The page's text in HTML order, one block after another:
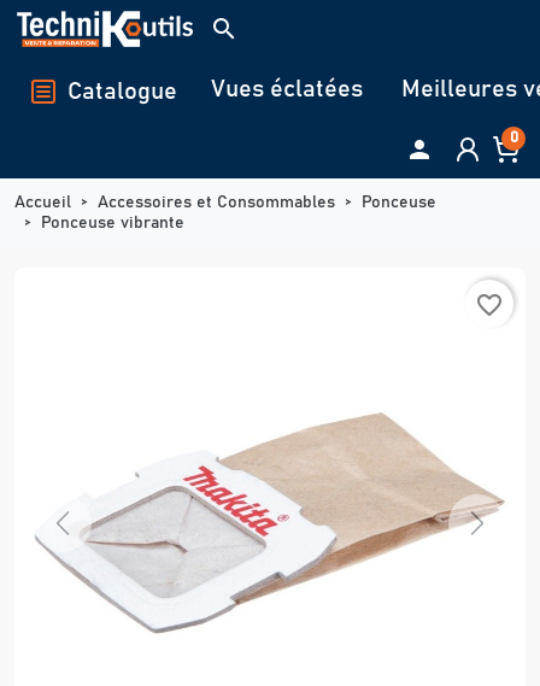
Panneau de gestion des cookies
search
Catalogue Vues éclatées Meilleures
 0
Accueil Accessoires et Consommables
Ponceuse
Ponceuse vibrante
favorite_border
Previous Next